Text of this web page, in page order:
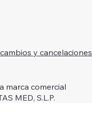
y cancelaciones
marca comercial
MED, S.L.P.